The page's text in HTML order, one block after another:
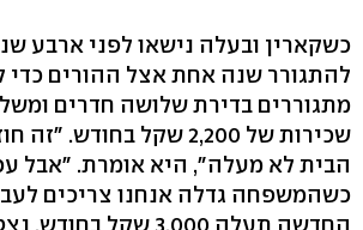
כשקארין ובעלה נישאו לפני ארבע
להתגורר שנה אחת אצל ההורים כדי
מתגוררים בדירת שלושה חדרים
שכירות של 2,200 שקל
הבית לא מעלה", היא אומרת. "אבל
כשהמשפחה גדלה אנחנו צריכים
החדשה תעלה 3,000 שקל